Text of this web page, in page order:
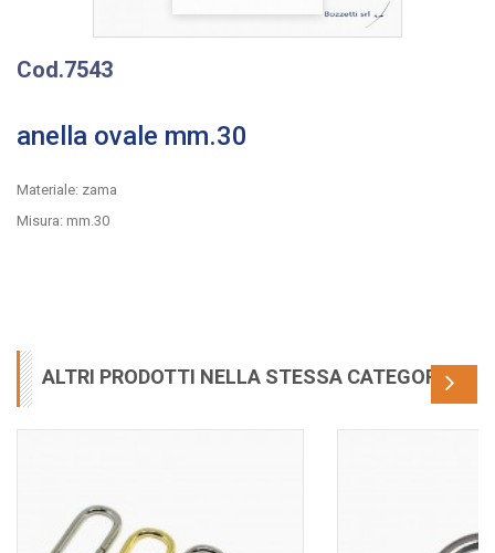
Cod.7543
anella ovale mm.30
Materiale: zama
Misura: mm.30
ALTRI PRODOTTI NELLA STESSA CATEGORIA